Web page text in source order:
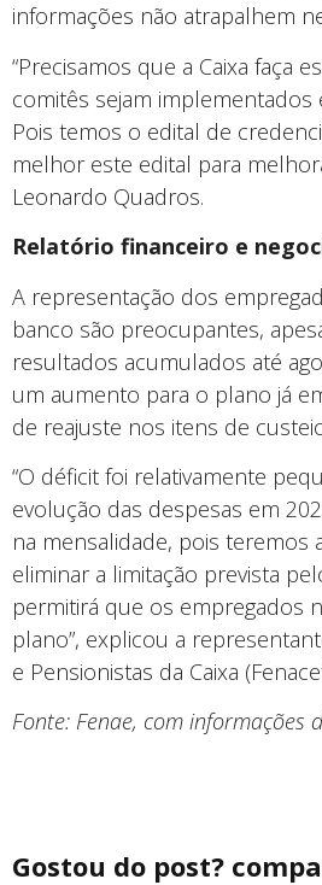
informações não atrapalhem
“Precisamos que a Caixa faça
comitês sejam
Pois temos o edital de
melhor este edital para
Leonardo Quadros.
Relatório financeiro e
A representação dos
banco são preocupantes,
resultados acumulados até
um aumento para o plano já
de reajuste nos itens de
“O déficit foi relativamente
evolução das despesas em
na mensalidade, pois teremos
eliminar a limitação prevista
permitirá que os empregados
plano”, explicou a
e Pensionistas da Caixa
Fonte: Fenae, com informações
Gostou do post?